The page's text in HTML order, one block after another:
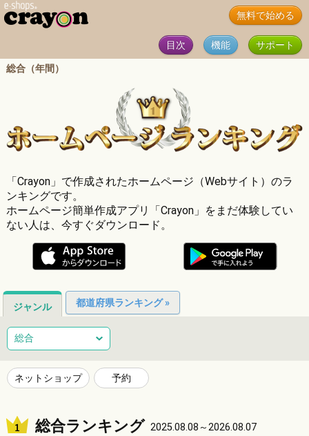
無料で始める
目次 機能
サポート
総合（年間）
「Crayon」で作成されたホームページ（Webサイト）のラ
ンキングです。
ホームページ簡単作成アプリ「Crayon」をまだ体験してい
ない人は、今すぐダウンロード。
ジャンル 都道府県ランキング »
総合 健康
ネイルサロン エステサロン
ショッピング グルメ 居酒屋 ビジネス
総合
ネットショップ 予約
総合ランキング 2025.08.08～2026.08.07